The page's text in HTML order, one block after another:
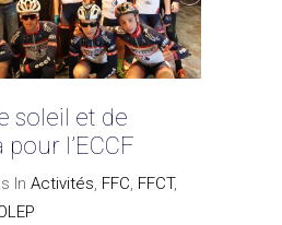
soleil et de
l’ECCF
In Activités, FFC, FFCT,